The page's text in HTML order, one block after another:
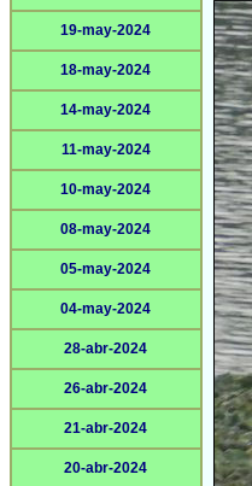
19-may-2024
18-may-2024
14-may-2024
11-may-2024
10-may-2024
08-may-2024
05-may-2024
04-may-2024
28-abr-2024
26-abr-2024
21-abr-2024
20-abr-2024